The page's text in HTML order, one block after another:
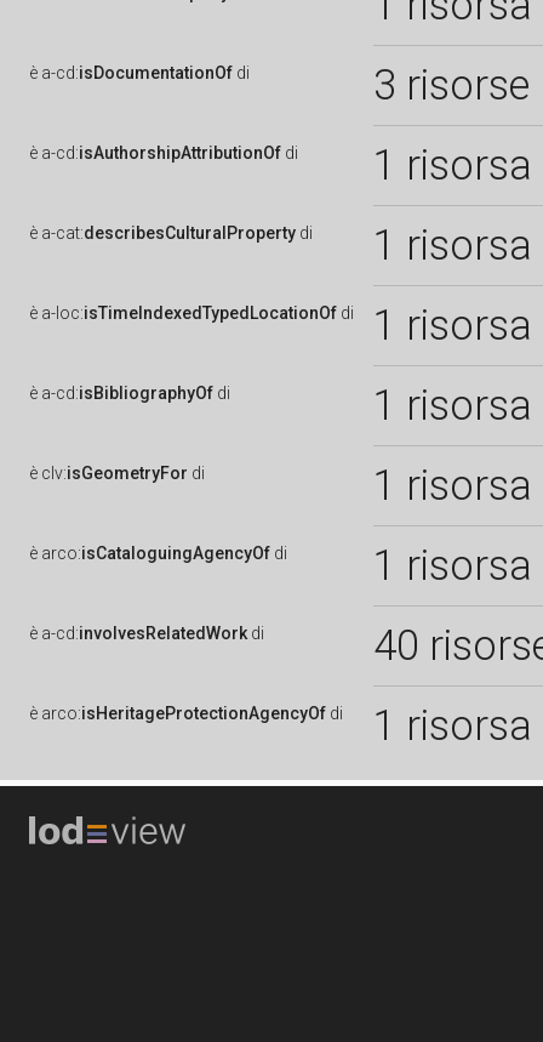
è a-cd:isDocumentationOf di 3 risorse
è a-cd:isAuthorshipAttributionOf di 1 risorsa
è a-cat:describesCulturalProperty di 1 risorsa
è a-loc:isTimeIndexedTypedLocationOf di 1 risorsa
è a-cd:isBibliographyOf di 1 risorsa
è clv:isGeometryFor di 1 risorsa
è arco:isCataloguingAgencyOf di 1 risorsa
è a-cd:involvesRelatedWork di 40
è arco:isHeritageProtectionAgencyOf di 1 risorsa